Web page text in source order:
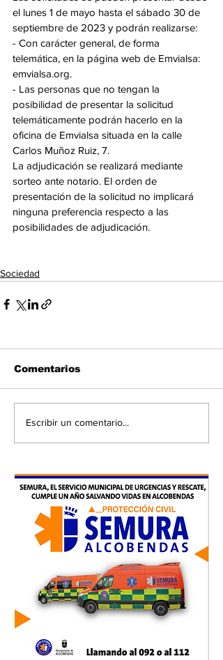
el lunes 1 de mayo hasta el sábado 30 de
septiembre de 2023 y podrán realizarse:
- Con carácter general, de forma
telemática, en la página web de Emvialsa:
emvialsa.org.
- Las personas que no tengan la
posibilidad de presentar la solicitud
telemáticamente podrán hacerlo en la
oficina de Emvialsa situada en la calle
Carlos Muñoz Ruiz, 7.
La adjudicación se realizará mediante
sorteo ante notario. El orden de
presentación de la solicitud no implicará
ninguna preferencia respecto a las
posibilidades de adjudicación.
Sociedad
Comentarios
Escribir un comentario...